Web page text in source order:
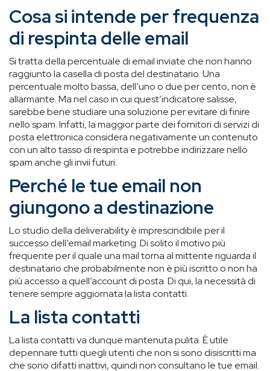
Cosa si intende per frequenza
di respinta delle email
Si tratta della percentuale di email inviate che non hanno
raggiunto la casella di posta del destinatario. Una
percentuale molto bassa, dell’uno o due per cento, non è
allarmante. Ma nel caso in cui quest’indicatore salisse,
sarebbe bene studiare una soluzione per evitare di finire
nello spam. Infatti, la maggior parte dei fornitori di servizi di
posta elettronica considera negativamente un contenuto
con un alto tasso di respinta e potrebbe indirizzare nello
spam anche gli invii futuri.
Perché le tue email non
giungono a destinazione
Lo studio della deliverability è imprescindibile per il
successo dell’email marketing. Di solito il motivo più
frequente per il quale una mail torna al mittente riguarda il
destinatario che probabilmente non è più iscritto o non ha
più accesso a quell’account di posta. Di qui, la necessità di
tenere sempre aggiornata la lista contatti.
La lista contatti
La lista contatti va dunque mantenuta pulita. È utile
depennare tutti quegli utenti che non si sono disiscritti ma
che sono difatti inattivi, quindi non consultano le tue email.